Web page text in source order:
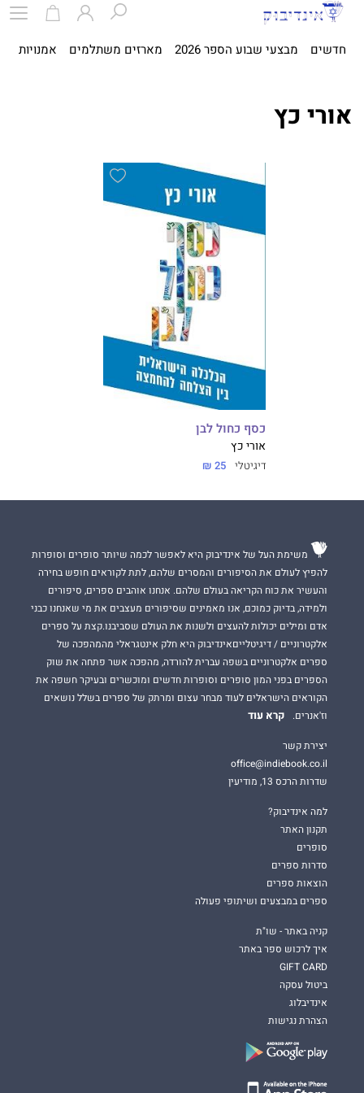
חדשים מבצעי שבוע הספר 2026 מארזים משתלמים אמנויות
אורי כץ
כסף כחול לבן
אורי כץ
דיגיטלי 25 ₪
משימת העל של אינדיבוק היא לאפשר לכמה שיותר סופרים וסופרות
להפיץ לעולם את הסיפורים והמסרים שלהם, לתת לקוראים חופש בחירה
והעשיר את כוח הקריאה בעולם שלהם. אנחנו אוהבים ספרים, סיפורים
ולמידה, בדיוק כמוכם, אנו מאמינים שסיפורים מעצבים את מי שאנחנו כבני
אדם ומילים יכולות להעצים ולשנות את העולם שסביבנו.קצת על ספרים
אלקטרוניים / דיגיטלייםאינדיבוק היא חלק אינטגראלי מהמהפכה של
ספרים אלקטרוניים בשפה עברית להורדה, מהפכה אשר פתחה את שוק
הספרים בפני המון סופרים וסופרות חדשים ומוכשרים ובעיקר חשפה את
הקוראים הישראלים לעוד מבחר עצום ומרתק של ספרים בשלל נושאים
וז'אנרים.
קרא עוד
יצירת קשר
office@indiebook.co.il
שדרות הרכס 13, מודיעין
למה אינדיבוק?
תקנון האתר
סופרים
סדרות ספרים
הוצאות ספרים
ספרים במבצעים ושיתופי פעולה
קניה באתר - שו"ת
איך לרכוש ספר באתר
GIFT CARD
ביטול עסקה
אינדיבלוג
הצהרת נגישות